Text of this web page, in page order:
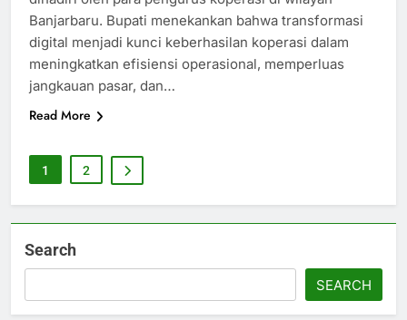
Banjarbaru. Bupati menekankan bahwa transformasi
digital menjadi kunci keberhasilan koperasi dalam
meningkatkan efisiensi operasional, memperluas
jangkauan pasar, dan…
Read More
1 2
Search
SEARCH